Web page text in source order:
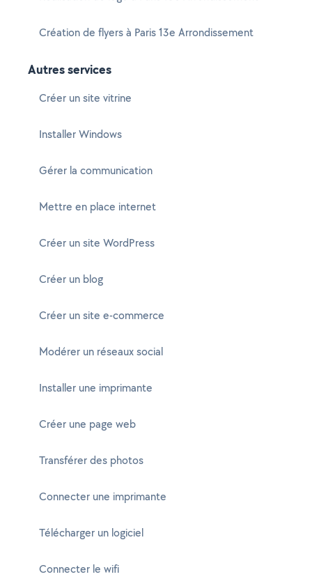
Création de flyers à Paris 13e Arrondissement
Autres services
Créer un site vitrine
Installer Windows
Gérer la communication
Mettre en place internet
Créer un site WordPress
Créer un blog
Créer un site e-commerce
Modérer un réseaux social
Installer une imprimante
Créer une page web
Transférer des photos
Connecter une imprimante
Télécharger un logiciel
Connecter le wifi